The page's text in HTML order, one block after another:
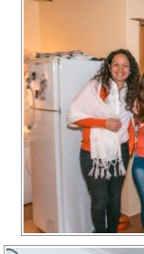
Recorrido
colectivos
Recarga
SUBE